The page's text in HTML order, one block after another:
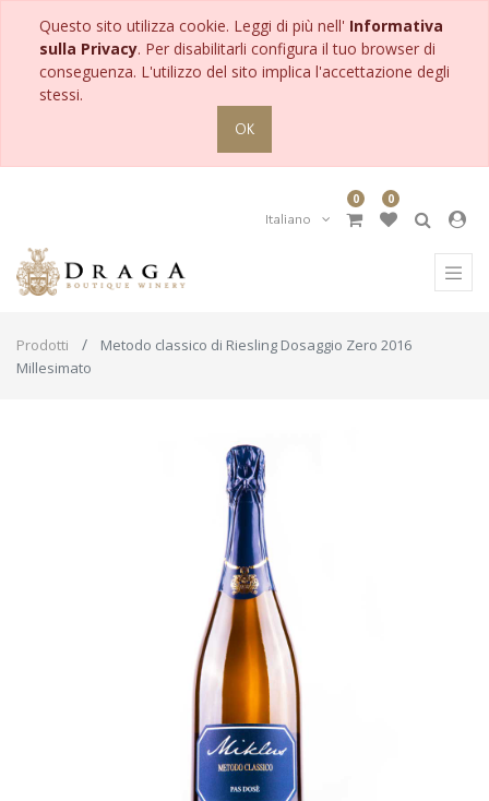
Questo sito utilizza cookie. Leggi di più nell' Informativa
sulla Privacy. Per disabilitarli configura il tuo browser di
conseguenza. L'utilizzo del sito implica l'accettazione degli
stessi.
OK
Italiano
0 0
Prodotti
Metodo classico di Riesling Dosaggio Zero 2016
Millesimato